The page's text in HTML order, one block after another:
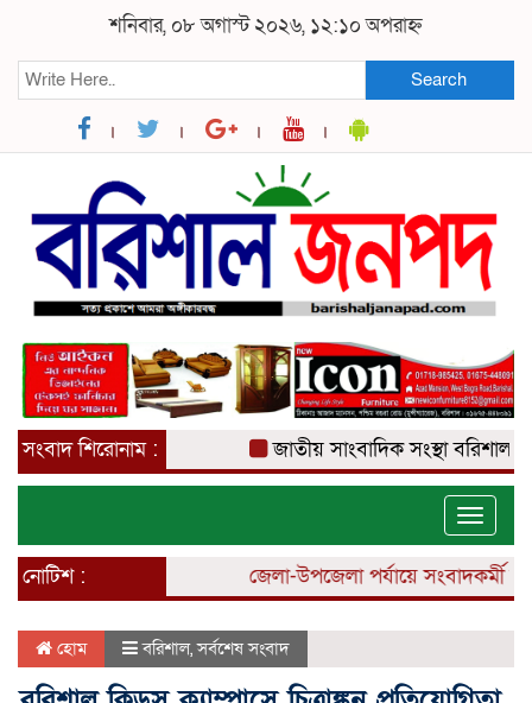
শনিবার, ০৮ অগাস্ট ২০২৬, ১২:১০ অপরাহ্ন
Search
সংবাদ শিরোনাম : জাতীয় সাংবাদিক সংস্থা বরিশাল
Toggle
নোটিশ :
জেলা-উপজেলা পর্যায়ে সংবাদকর্মী
হোম বরিশাল,সর্বশেষ সংবাদ